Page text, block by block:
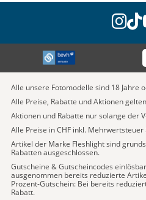
Alle unsere Fotomodelle sind 18 Jahre
Alle Preise, Rabatte und Aktionen
Aktionen und Rabatte nur solange der
Alle Preise in CHF inkl.
Artikel der Marke Fleshlight sind
Rabatten ausgeschlossen.
Gutscheine & Gutscheincodes
ausgenommen bereits reduzierte
Prozent-Gutschein: Bei bereits
Rabatt.